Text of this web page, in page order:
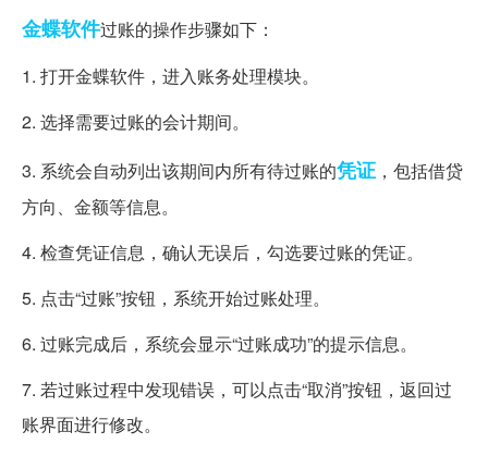
金蝶软件过账的操作步骤如下：
1. 打开金蝶软件，进入账务处理模块。
2. 选择需要过账的会计期间。
3. 系统会自动列出该期间内所有待过账的凭证 ，包括借贷
方向、金额等信息。
4. 检查凭证信息，确认无误后，勾选要过账的凭证。
5. 点击“过账”按钮，系统开始过账处理。
6. 过账完成后，系统会显示“过账成功”的提示信息。
7. 若过账过程中发现错误，可以点击“取消”按钮，返回过
账界面进行修改。